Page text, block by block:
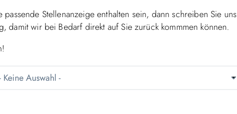
Stellenanzeige enthalten sein, dann schreiben Sie uns
damit wir bei Bedarf direkt auf Sie zurück kommmen können.